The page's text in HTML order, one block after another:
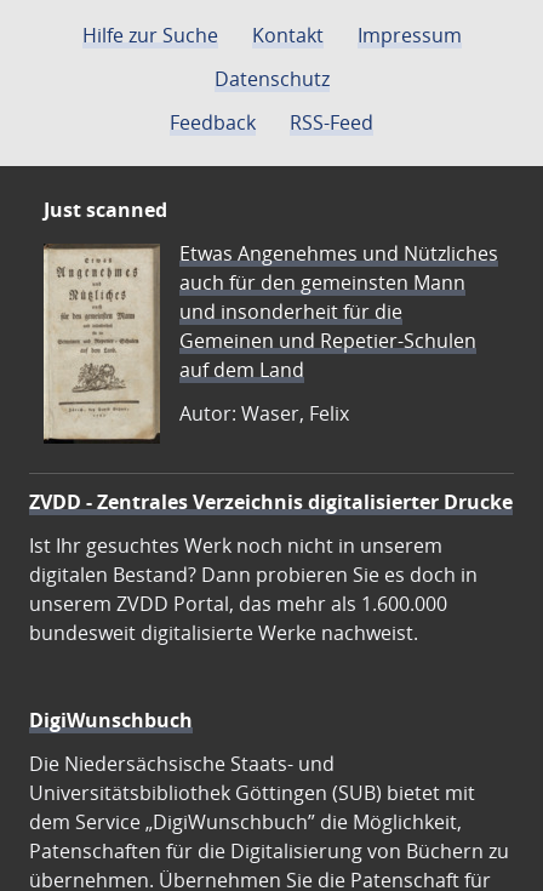
Hilfe zur Suche Kontakt
Impressum
Datenschutz
Feedback
RSS-Feed
Just scanned
Etwas Angenehmes und Nützliches
auch für den gemeinsten Mann
und insonderheit für die
Gemeinen und Repetier-Schulen
auf dem Land
Autor: Waser, Felix
ZVDD - Zentrales Verzeichnis digitalisierter Drucke
Ist Ihr gesuchtes Werk noch nicht in unserem
digitalen Bestand? Dann probieren Sie es doch in
unserem ZVDD Portal, das mehr als 1.600.000
bundesweit digitalisierte Werke nachweist.
DigiWunschbuch
Die Niedersächsische Staats- und
Universitätsbibliothek Göttingen (SUB) bietet mit
dem Service „DigiWunschbuch” die Möglichkeit,
Patenschaften für die Digitalisierung von Büchern zu
übernehmen. Übernehmen Sie die Patenschaft für